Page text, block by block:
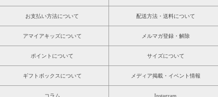
お支払い方法について 配送方法・送料について
アマイアキッズについて メルマガ登録・解除
ポイントについて サイズについて
ギフトボックスについて メディア掲載・イベント情報
コラム Instagram